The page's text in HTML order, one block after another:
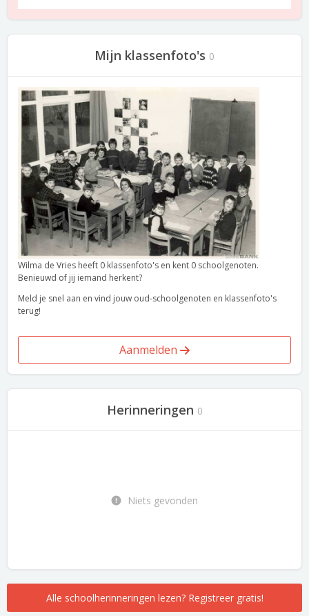
Mijn klassenfoto's 0
Wilma de Vries heeft 0 klassenfoto's en kent 0 schoolgenoten.
Benieuwd of jij iemand herkent?
Meld je snel aan en vind jouw oud-schoolgenoten en klassenfoto's
terug!
Aanmelden
Herinneringen 0
Niets gevonden
Alle schoolherinneringen lezen? Registreer gratis!